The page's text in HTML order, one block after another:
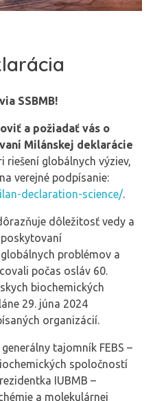
SSBMB!
a požiadať vás o
Milánskej deklarácie
riešení globálnych výziev,
verejné podpísanie:
declaration-science/.
dôležitosť vedy a
problémov a
počas osláv 60.
biochemických
29. júna 2024
organizácií.
generálny tajomník FEBS –
spoločností
IUBMB –
a molekulárnej